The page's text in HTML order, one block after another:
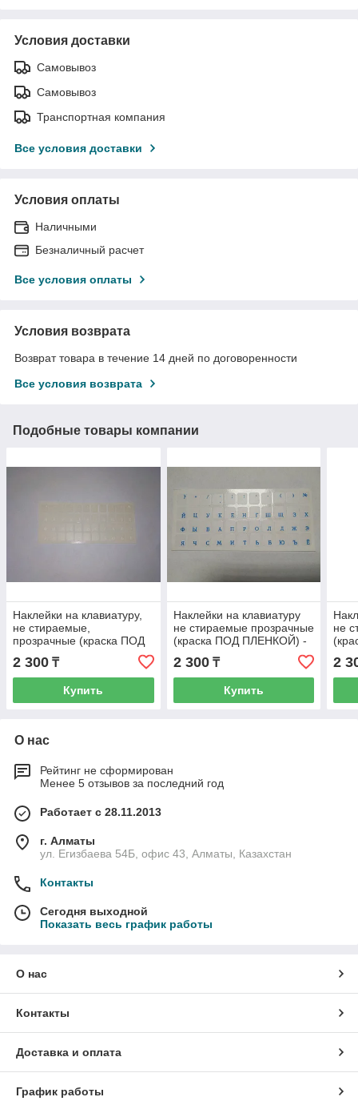
Условия доставки
Самовывоз
Самовывоз
Транспортная компания
Все условия доставки
Условия оплаты
Наличными
Безналичный расчет
Все условия оплаты
Условия возврата
Возврат товара в течение 14 дней по договоренности
Все условия возврата
Подобные товары компании
Наклейки на клавиатуру,
не стираемые,
прозрачные (краска ПОД
ПЛЕНКОЙ) - белые буквы
2 300 ₸
Купить
Наклейки на клавиатуру
не стираемые прозрачные
(краска ПОД ПЛЕНКОЙ) -
2 300₸
Купить
не
2
О нас
Рейтинг не сформирован
Менее 5 отзывов за последний год
Работает с 28.11.2013
г. Алматы
ул. Егизбаева 54Б, офис 43, Алматы, Казахстан
Контакты
Сегодня выходной
Показать весь график работы
О нас
Контакты
Доставка и оплата
График работы